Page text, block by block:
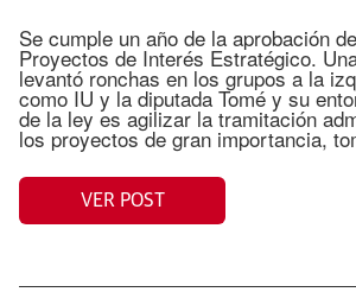
Se cumple un año de la aprobación
Proyectos de Interés Estratégico.
levantó ronchas en los grupos a la
como IU y la diputada Tomé y su
de la ley es agilizar la tramitación
los proyectos de gran importancia,
VER POST